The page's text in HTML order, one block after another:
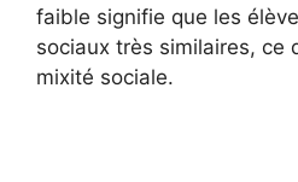
faible signifie que les
sociaux très similaires, ce
mixité sociale.